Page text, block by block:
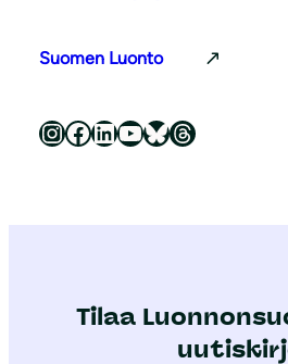
Suomen Luonto
Luonnonsuojeluliitto Instagramissa Luonnonsuojeluliitto Facebookissa Luonnonsuojeluliitto LinkedInissä Luonnonsuojeluliiton YouTube-kanava Luonnonsuojeluliitto Blueskyssa Luonnonsuojeluliitto Threadsissa
Tilaa